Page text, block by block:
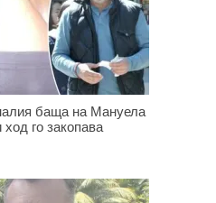
баща на Мануела
ход го закопава